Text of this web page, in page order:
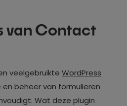
van Contact
veelgebruikte WordPress
beheer van formulieren
Wat deze plugin